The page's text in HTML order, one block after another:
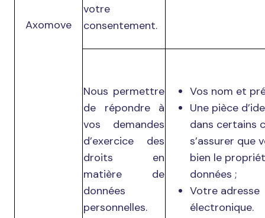
Axomove
votre
consentement.
Nous permettre
de répondre à
vos demandes
d’exercice des
droits en
matière de
données
personnelles.
Vos nom et
Une pièce
dans certains
s’assurer que
bien le
données ;
Votre adresse
électronique.